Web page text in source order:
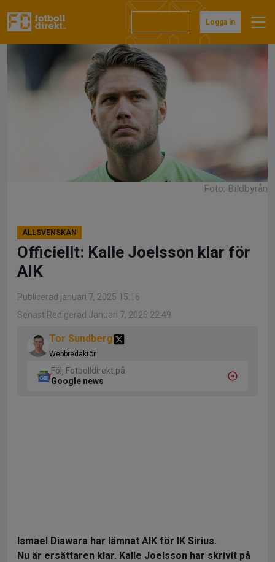
till
Logga in
Foto: Bildbyrån
ALLSVENSKAN
Officiellt: Kalle Joelsson klar för
AIK
Publicerad januari 7, 2025 15:16
Senast Redigerad Januari 7, 2025 22:49
Tor Sundberg
Webbredaktör
Följ Fotbolldirekt på
Google news
Ismael Diawara har lämnat AIK för IK Sirius.
Nu är ersättaren klar. Kalle Joelsson har skrivit på